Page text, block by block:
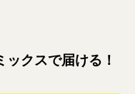
クスで届ける！